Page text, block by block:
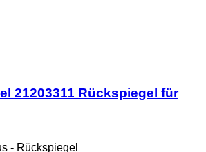
21203311 Rückspiegel für
- Rückspiegel